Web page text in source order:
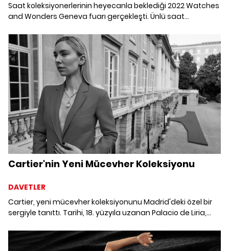
Saat koleksiyonerlerinin heyecanla beklediği 2022 Watches
and Wonders Geneva fuarı gerçekleşti. Ünlü saat
2022'nin en yeni erkek saat modellerini inceliyoruz.
Cartier'nin Yeni Mücevher Koleksiyonu
DAVETLER
Cartier, yeni mücevher koleksiyonunu Madrid'deki özel bir
sergiyle tanıttı. Tarihi, 18. yüzyıla uzanan Palacio de Liria,